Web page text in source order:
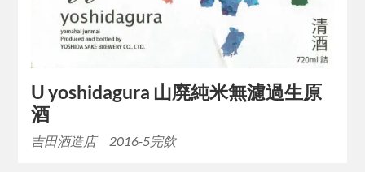
U yoshidagura 山廃純米無濾過生原
酒
吉田酒造店 2016-5完飲